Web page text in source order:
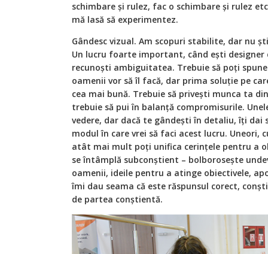
schimbare și rulez, fac o schimbare și rulez
mă lasă să experimentez.
Gândesc vizual. Am scopuri stabilite, dar nu
Un lucru foarte important, când ești designer
recunoști ambiguitatea. Trebuie să poți
oamenii vor să îl facă, dar prima soluție pe
cea mai bună. Trebuie să privești munca ta
trebuie să pui în balanță compromisurile.
vedere, dar dacă te gândești în detaliu, îți dai
modul în care vrei să faci acest lucru. Uneori,
atât mai mult poți unifica cerințele pentru a
se întâmplă subconștient – bolborosește
oamenii, ideile pentru a atinge obiectivele,
îmi dau seama că este răspunsul corect,
de partea conștientă.